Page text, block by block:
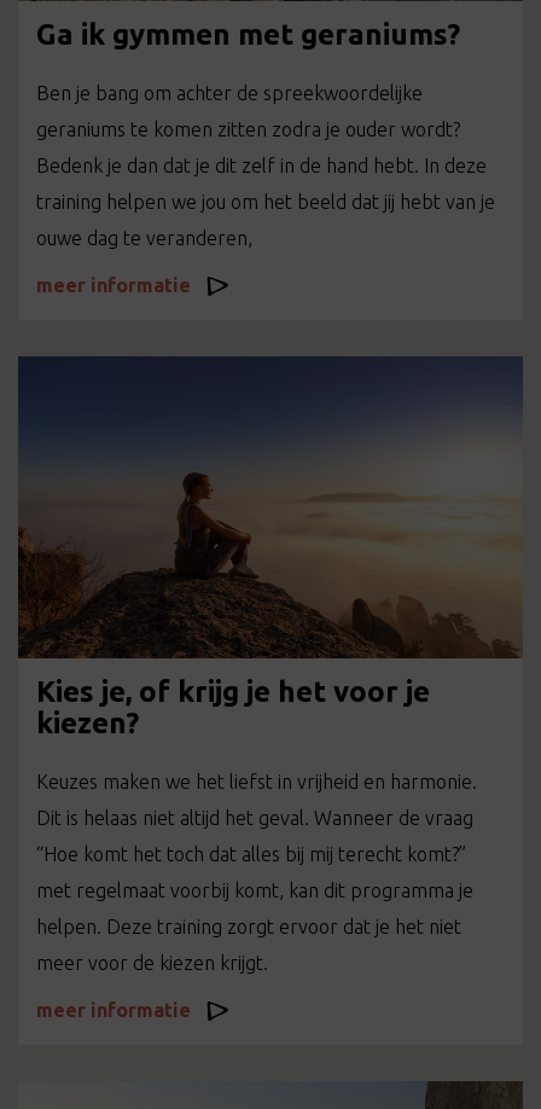
Ga ik gymmen met geraniums?
Ben je bang om achter de spreekwoordelijke
geraniums te komen zitten zodra je ouder wordt?
Bedenk je dan dat je dit zelf in de hand hebt. In deze
training helpen we jou om het beeld dat jij hebt van je
ouwe dag te veranderen,
meer informatie
Kies je, of krijg je het voor je
kiezen?
Keuzes maken we het liefst in vrijheid en harmonie.
Dit is helaas niet altijd het geval. Wanneer de vraag
“Hoe komt het toch dat alles bij mij terecht komt?”
met regelmaat voorbij komt, kan dit programma je
helpen. Deze training zorgt ervoor dat je het niet
meer voor de kiezen krijgt.
meer informatie